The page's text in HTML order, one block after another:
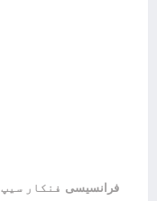
فرانسیسی فنکار